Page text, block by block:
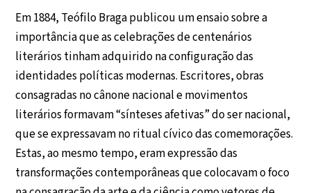
Em 1884, Teófilo Braga publicou um ensaio sobre a
importância que as celebrações de centenários
literários tinham adquirido na configuração das
identidades políticas modernas. Escritores, obras
consagradas no cânone nacional e movimentos
literários formavam “sínteses afetivas” do ser nacional,
que se expressavam no ritual cívico das comemorações.
Estas, ao mesmo tempo, eram expressão das
transformações contemporâneas que colocavam o foco